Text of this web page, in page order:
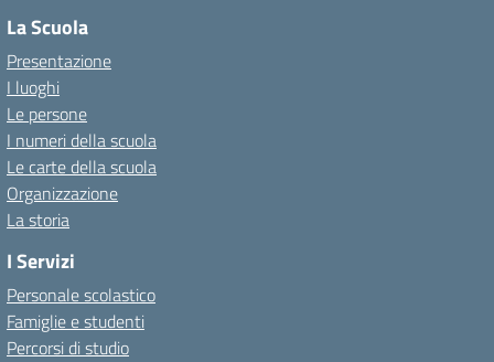
La Scuola
Presentazione
I luoghi
Le persone
I numeri della scuola
Le carte della scuola
Organizzazione
La storia
I Servizi
Personale scolastico
Famiglie e studenti
Percorsi di studio